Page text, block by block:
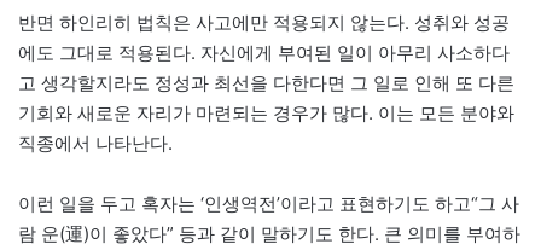
반면 하인리히 법칙은 사고에만 적용되지 않는다. 성취와 성공
에도 그대로 적용된다. 자신에게 부여된 일이 아무리 사소하다
고 생각할지라도 정성과 최선을 다한다면 그 일로 인해 또 다른
기회와 새로운 자리가 마련되는 경우가 많다. 이는 모든 분야와
직종에서 나타난다.
이런 일을 두고 혹자는 ‘인생역전’이라고 표현하기도 하고“그 사
람 운(運)이 좋았다” 등과 같이 말하기도 한다. 큰 의미를 부여하